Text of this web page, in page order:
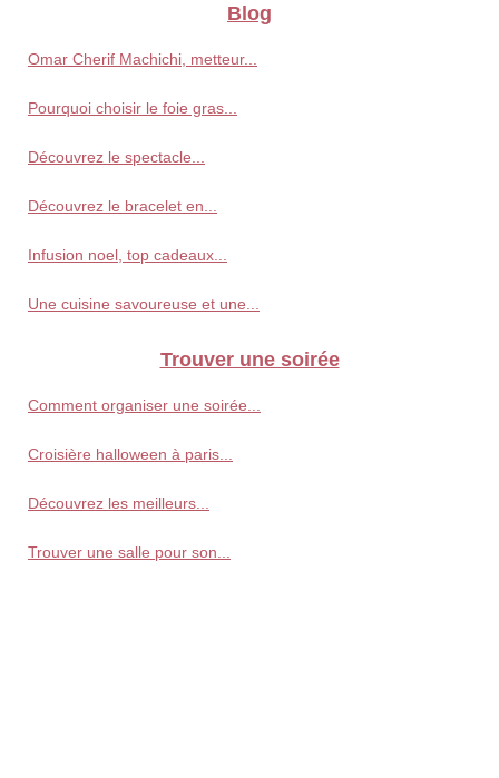
Blog
Omar Cherif Machichi, metteur...
Pourquoi choisir le foie gras...
Découvrez le spectacle...
Découvrez le bracelet en...
Infusion noel, top cadeaux...
Une cuisine savoureuse et une...
Trouver une soirée
Comment organiser une soirée...
Croisière halloween à paris...
Découvrez les meilleurs...
Trouver une salle pour son...